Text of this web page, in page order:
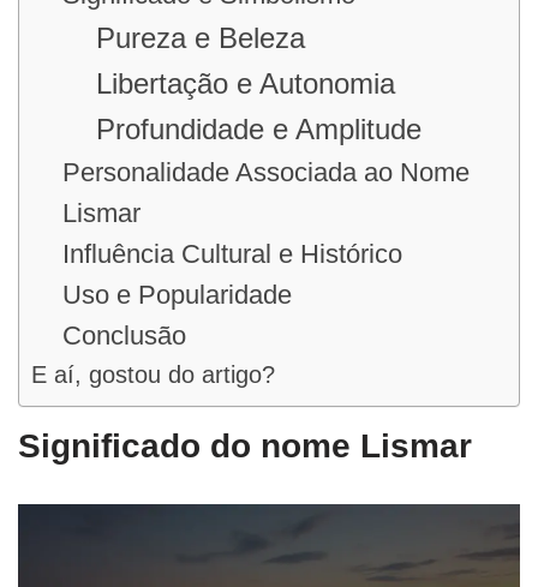
Pureza e Beleza
Libertação e Autonomia
Profundidade e Amplitude
Personalidade Associada ao Nome
Lismar
Influência Cultural e Histórico
Uso e Popularidade
Conclusão
E aí, gostou do artigo?
Significado do nome Lismar